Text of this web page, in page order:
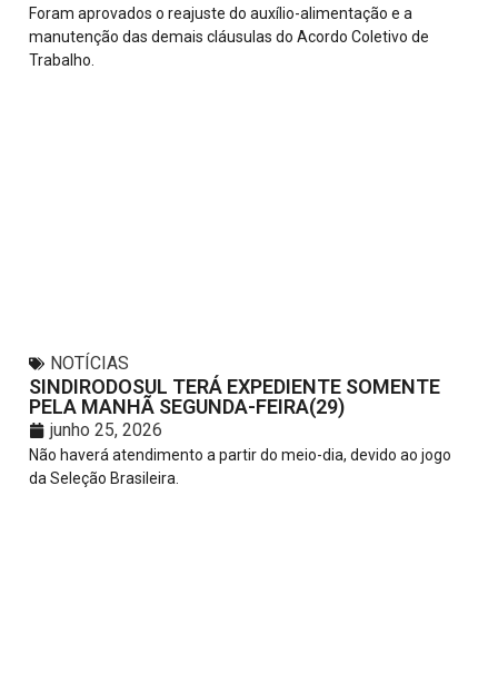
Foram aprovados o reajuste do auxílio-alimentação e a
manutenção das demais cláusulas do Acordo Coletivo de
Trabalho.
NOTÍCIAS
SINDIRODOSUL TERÁ EXPEDIENTE SOMENTE
PELA MANHÃ SEGUNDA-FEIRA(29)
junho 25, 2026
Não haverá atendimento a partir do meio-dia, devido ao jogo
da Seleção Brasileira.